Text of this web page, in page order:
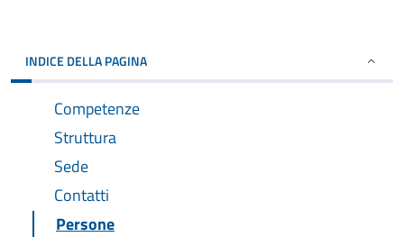
INDICE DELLA PAGINA
Competenze
Struttura
Sede
Contatti
Persone